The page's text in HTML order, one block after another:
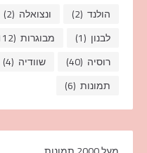
הולנד (2) ונצואלה (2)
לבנון (1) מבוגרות (112)
רוסיה (40) שוודיה (4)
תמונות (6)